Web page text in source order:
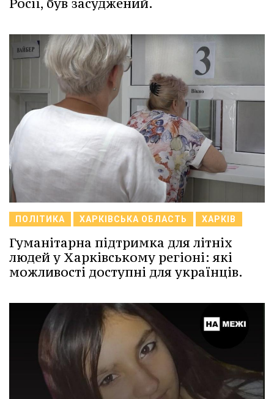
Росії, був засуджений.
ПОЛІТИКА ХАРКІВСЬКА ОБЛАСТЬ ХАРКІВ
Гуманітарна підтримка для літніх
людей у Харківському регіоні: які
можливості доступні для українців.